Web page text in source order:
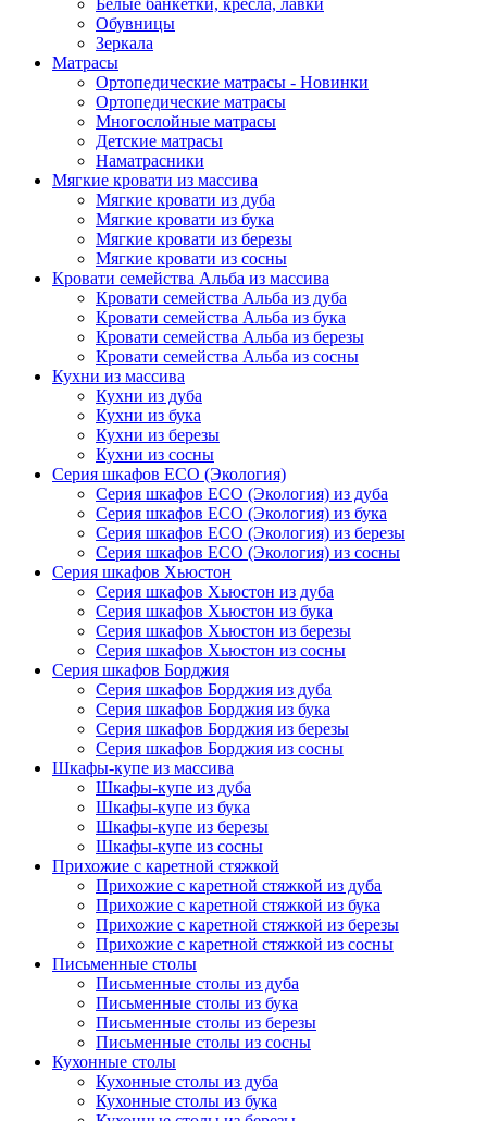
Белые банкетки, кресла, лавки
Обувницы
Зеркала
Матрасы
Ортопедические матрасы - Новинки
Ортопедические матрасы
Многослойные матрасы
Детские матрасы
Наматрасники
Мягкие кровати из массива
Мягкие кровати из дуба
Мягкие кровати из бука
Мягкие кровати из березы
Мягкие кровати из сосны
Кровати семейства Альба из массива
Кровати семейства Альба из дуба
Кровати семейства Альба из бука
Кровати семейства Альба из березы
Кровати семейства Альба из сосны
Кухни из массива
Кухни из дуба
Кухни из бука
Кухни из березы
Кухни из сосны
Серия шкафов ECO (Экология)
Серия шкафов ECO (Экология) из дуба
Серия шкафов ECO (Экология) из бука
Серия шкафов ECO (Экология) из березы
Серия шкафов ECO (Экология) из сосны
Серия шкафов Хьюстон
Серия шкафов Хьюстон из дуба
Серия шкафов Хьюстон из бука
Серия шкафов Хьюстон из березы
Серия шкафов Хьюстон из сосны
Серия шкафов Борджия
Серия шкафов Борджия из дуба
Серия шкафов Борджия из бука
Серия шкафов Борджия из березы
Серия шкафов Борджия из сосны
Шкафы-купе из массива
Шкафы-купе из дуба
Шкафы-купе из бука
Шкафы-купе из березы
Шкафы-купе из сосны
Прихожие с каретной стяжкой
Прихожие с каретной стяжкой из дуба
Прихожие с каретной стяжкой из бука
Прихожие с каретной стяжкой из березы
Прихожие с каретной стяжкой из сосны
Письменные столы
Письменные столы из дуба
Письменные столы из бука
Письменные столы из березы
Письменные столы из сосны
Кухонные столы
Кухонные столы из дуба
Кухонные столы из бука